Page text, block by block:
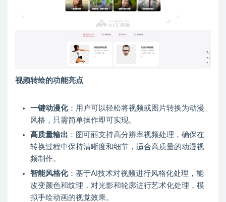
视频转绘的功能亮点
一键动漫化：用户可以轻松将视频或图片转换为动漫
风格，只需简单操作即可实现。
高质量输出 ：图可丽支持高分辨率视频处理，确保在
转换过程中保持清晰度和细节，适合高质量的动漫视
频制作。
智能风格化：基于AI技术对视频进行风格化处理，能
改变颜色和纹理，对光影和轮廓进行艺术化处理，模
拟手绘动画的视觉效果。